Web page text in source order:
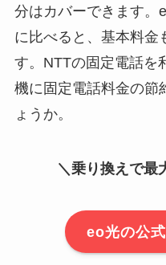
分はカバーできます。
に比べると、基本料金
す。NTTの固定電話を
機に固定電話料金の節
ょうか。
＼乗り換えで最
eo光の公